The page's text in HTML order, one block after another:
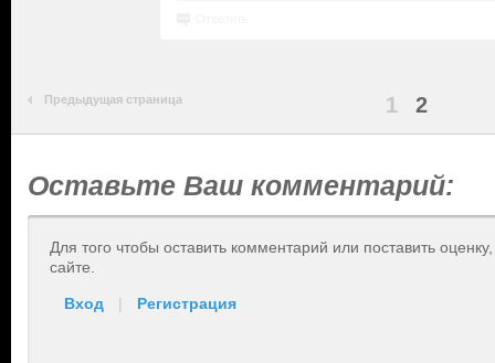
Предыдущая страница 1 2
Оставьте Ваш комментарий:
Для того чтобы оставить комментарий или поставить
сайте.
Вход | Регистрация